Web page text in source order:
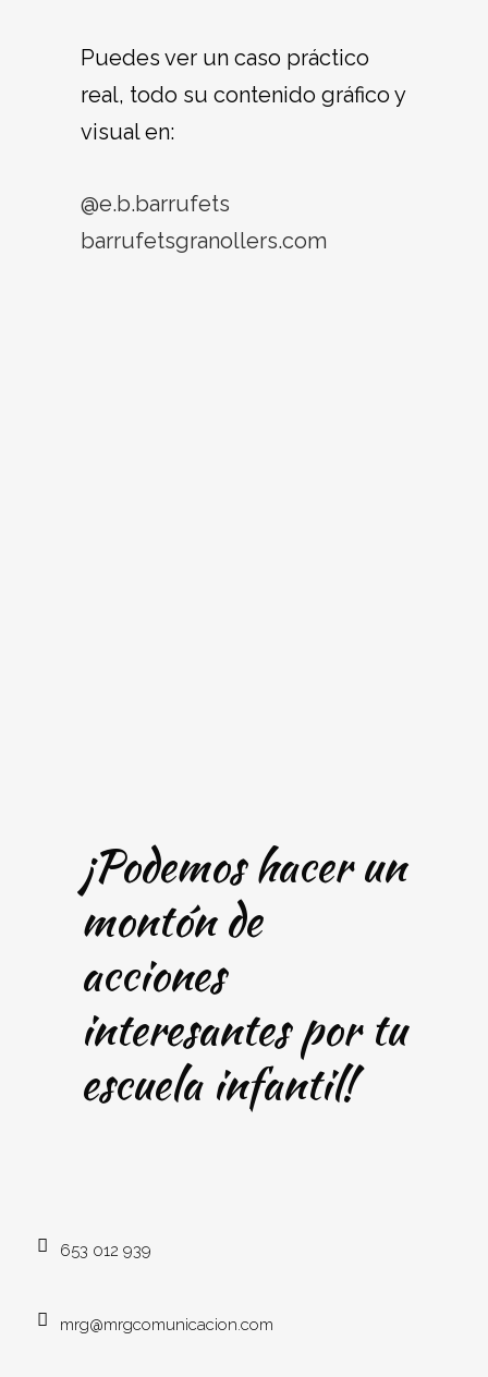
Puedes ver un caso práctico
real, todo su contenido gráfico y
visual en:
@e.b.barrufets
barrufetsgranollers.com
¡Podemos hacer un
montón de
acciones
interesantes por tu
escuela infantil!
653 012 939
mrg@mrgcomunicacion.com